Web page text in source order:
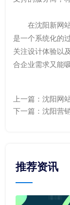
在沈阳新网
是一个系统化的
关注设计体验以
合企业需求又能
上一篇： 沈阳网
化的多流程指南
下一篇： 沈阳营
推荐资讯